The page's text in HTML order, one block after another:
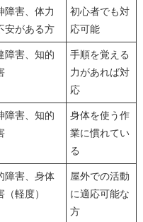
障害、体力
安がある方
初心者でも対
応可能
障害、知的
手順を覚える
力があれば対
応
障害、知的
身体を使う作
業に慣れてい
る
障害、身体
（軽度）
屋外での活動
に適応可能な
方